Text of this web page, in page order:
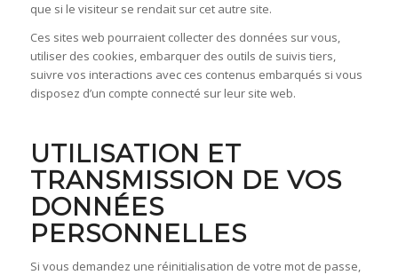
que si le visiteur se rendait sur cet autre site.
Ces sites web pourraient collecter des données sur vous,
utiliser des cookies, embarquer des outils de suivis tiers,
suivre vos interactions avec ces contenus embarqués si vous
disposez d’un compte connecté sur leur site web.
UTILISATION ET
TRANSMISSION DE VOS
DONNÉES
PERSONNELLES
Si vous demandez une réinitialisation de votre mot de passe,